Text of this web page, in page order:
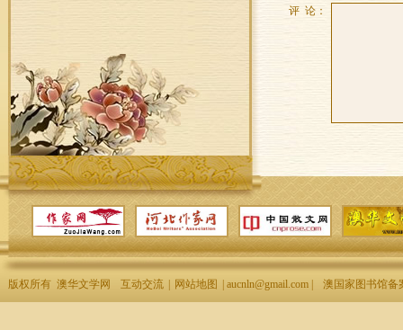
评 论：
版权所有 澳华文学网 互动交流 网站地图 | aucnln@gmail.com | 澳国家图书馆备